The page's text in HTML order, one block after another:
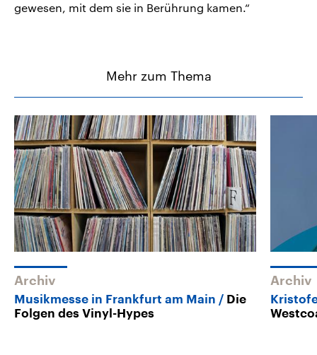
gewesen, mit dem sie in Berührung kamen.“
Mehr zum Thema
Archiv
Musikmesse in Frankfurt am Main
Die
Folgen des Vinyl-Hypes
Archiv